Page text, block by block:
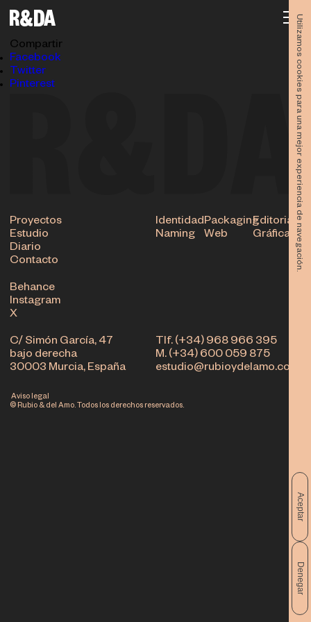
Utilizamos cookies para una mejor experiencia de navegación.
Aceptar
Denegar
13.05.2026
Compartir
Facebook
Twitter
Pinterest
Tlf. (+34) 968 966 395
M. (+34) 600 059 875
estudio@rubioydelamo.com
C/ Simón García, 47
bajo derecha
30003 Murcia, España
Proyectos
Estudio
Diario
Contacto
IdentidadPackagingEditorial
Naming
Web Gráfica
Behance
Instagram
X
© Rubio & del Amo. Todos los derechos reservados.
Aviso legal